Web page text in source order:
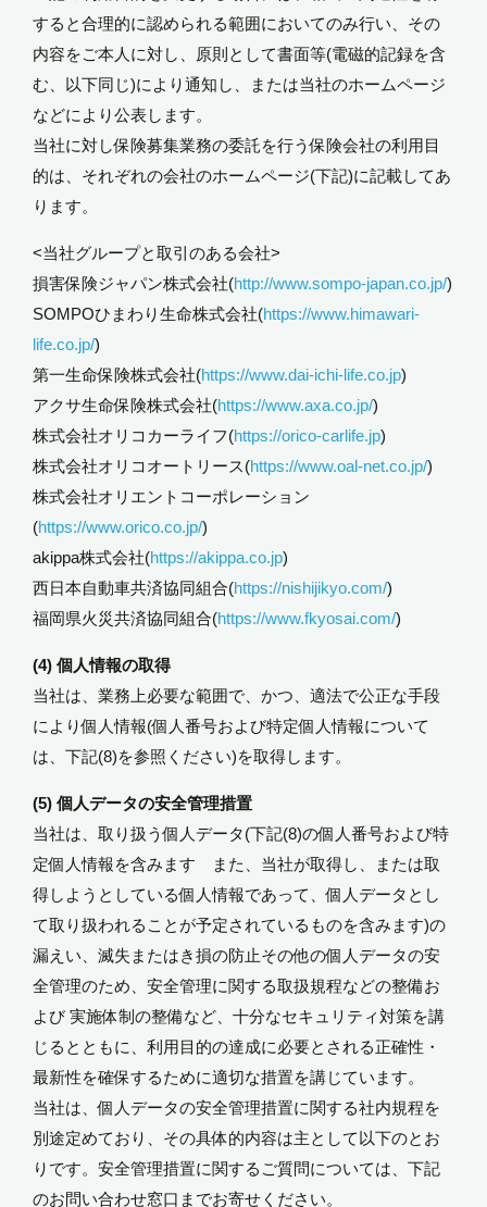
すると合理的に認められる範囲においてのみ行い、その
内容をご本人に対し、原則として書面等(電磁的記録を含
む、以下同じ)により通知し、または当社のホームページ
などにより公表します。
当社に対し保険募集業務の委託を行う保険会社の利用目
的は、それぞれの会社のホームページ(下記)に記載してあ
ります。
<当社グループと取引のある会社>
損害保険ジャパン株式会社(http://www.sompo-japan.co.jp/)
SOMPOひまわり生命株式会社(https://www.himawari-
life.co.jp/)
第一生命保険株式会社(https://www.dai-ichi-life.co.jp)
アクサ生命保険株式会社(https://www.axa.co.jp/)
株式会社オリコカーライフ(https://orico-carlife.jp)
株式会社オリコオートリース(https://www.oal-net.co.jp/)
株式会社オリエントコーポレーション
(https://www.orico.co.jp/)
akippa株式会社(https://akippa.co.jp)
西日本自動車共済協同組合(https://nishijikyo.com/)
福岡県火災共済協同組合(https://www.fkyosai.com/)
(4) 個人情報の取得
当社は、業務上必要な範囲で、かつ、適法で公正な手段
により個人情報(個人番号および特定個人情報について
は、下記(8)を参照ください)を取得します。
(5) 個人データの安全管理措置
当社は、取り扱う個人データ(下記(8)の個人番号および特
定個人情報を含みます また、当社が取得し、または取
得しようとしている個人情報であって、個人データとし
て取り扱われることが予定されているものを含みます)の
漏えい、滅失またはき損の防止その他の個人データの安
全管理のため、安全管理に関する取扱規程などの整備お
よび 実施体制の整備など、十分なセキュリティ対策を講
じるとともに、利用目的の達成に必要とされる正確性・
最新性を確保するために適切な措置を講じています。
当社は、個人データの安全管理措置に関する社内規程を
別途定めており、その具体的内容は主として以下のとお
りです。安全管理措置に関するご質問については、下記
のお問い合わせ窓口までお寄せください。